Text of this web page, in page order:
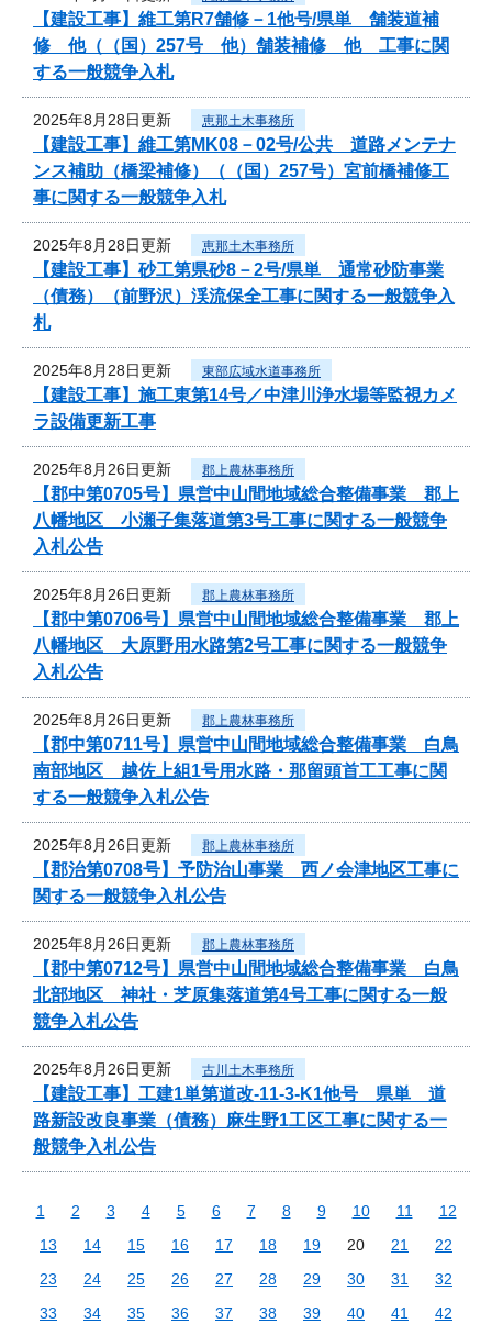
【建設工事】維工第R7舗修－1他号/県単 舗装道補
修 他（（国）257号 他）舗装補修 他 工事に関
する一般競争入札
2025年8月28日更新 恵那土木事務所
【建設工事】維工第MK08－02号/公共 道路メンテナ
ンス補助（橋梁補修）（（国）257号）宮前橋補修工
事に関する一般競争入札
2025年8月28日更新 恵那土木事務所
【建設工事】砂工第県砂8－2号/県単 通常砂防事業
（債務）（前野沢）渓流保全工事に関する一般競争入
札
2025年8月28日更新 東部広域水道事務所
【建設工事】施工東第14号／中津川浄水場等監視カメ
ラ設備更新工事
2025年8月26日更新 郡上農林事務所
【郡中第0705号】県営中山間地域総合整備事業 郡上
八幡地区 小瀬子集落道第3号工事に関する一般競争
入札公告
2025年8月26日更新 郡上農林事務所
【郡中第0706号】県営中山間地域総合整備事業 郡上
八幡地区 大原野用水路第2号工事に関する一般競争
入札公告
2025年8月26日更新 郡上農林事務所
【郡中第0711号】県営中山間地域総合整備事業 白鳥
南部地区 越佐上組1号用水路・那留頭首工工事に関
する一般競争入札公告
2025年8月26日更新 郡上農林事務所
【郡治第0708号】予防治山事業 西ノ会津地区工事に
関する一般競争入札公告
2025年8月26日更新 郡上農林事務所
【郡中第0712号】県営中山間地域総合整備事業 白鳥
北部地区 神社・芝原集落道第4号工事に関する一般
競争入札公告
2025年8月26日更新 古川土木事務所
【建設工事】工建1単第道改-11-3-K1他号 県単 道
路新設改良事業（債務）麻生野1工区工事に関する一
般競争入札公告
1 2 3 4 5 6 7 8 9 10 11
12
13
14 15 16 17 18 19 20 21
22
23
24 25 26 27 28 29 30 31
32
33
34 35 36 37 38 39 40 41
42